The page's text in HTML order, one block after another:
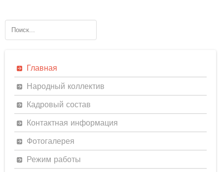
Главная
Народный коллектив
Кадровый состав
Контактная информация
Фотогалерея
Режим работы